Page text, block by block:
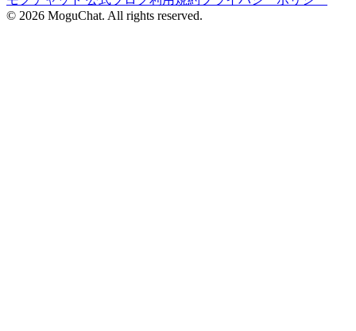
© 2026 MoguChat. All rights reserved.